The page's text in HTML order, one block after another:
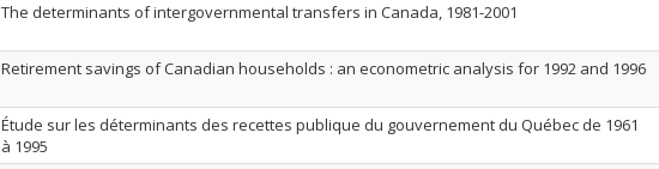
The determinants of intergovernmental transfers in Canada, 1981-2001
Retirement savings of Canadian households : an econometric analysis for 1992 and 1996
Étude sur les déterminants des recettes publique du gouvernement du Québec de 1961
à 1995